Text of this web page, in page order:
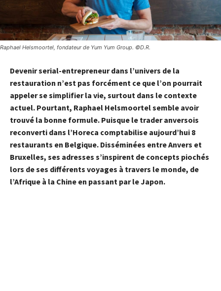
Raphael Helsmoortel, fondateur de Yum Yum Group. ©D.R.
Devenir serial-entrepreneur dans l’univers de la
restauration n’est pas forcément ce que l’on pourrait
appeler se simplifier la vie, surtout dans le contexte
actuel. Pourtant, Raphael Helsmoortel semble avoir
trouvé la bonne formule. Puisque le trader anversois
reconverti dans l’Horeca comptabilise aujourd’hui 8
restaurants en Belgique. Disséminées entre Anvers et
Bruxelles, ses adresses s’inspirent de concepts piochés
lors de ses différents voyages à travers le monde, de
l’Afrique à la Chine en passant par le Japon.